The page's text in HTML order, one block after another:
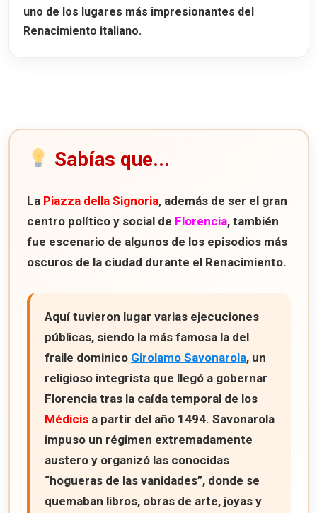
uno de los lugares más impresionantes del
Renacimiento italiano.
Sabías que...
La Piazza della Signoria, además de ser el gran
centro político y social de Florencia, también
fue escenario de algunos de los episodios más
oscuros de la ciudad durante el Renacimiento.
Aquí tuvieron lugar varias ejecuciones
públicas, siendo la más famosa la del
fraile dominico Girolamo Savonarola, un
religioso integrista que llegó a gobernar
Florencia tras la caída temporal de los
Médicis a partir del año 1494. Savonarola
impuso un régimen extremadamente
austero y organizó las conocidas
“hogueras de las vanidades”, donde se
quemaban libros, obras de arte, joyas y